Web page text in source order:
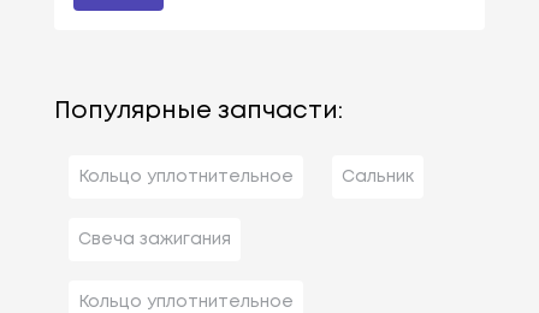
Популярные запчасти:
Кольцо уплотнительное Сальник
Свеча зажигания
Кольцо уплотнительное